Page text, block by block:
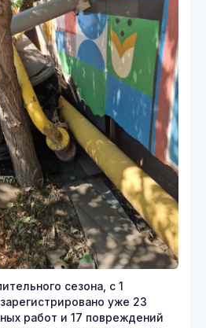
сезона, с 1
уже 23
работ и 17 повреждений